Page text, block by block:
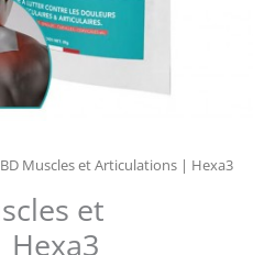
Muscles et Articulations | Hexa3
et